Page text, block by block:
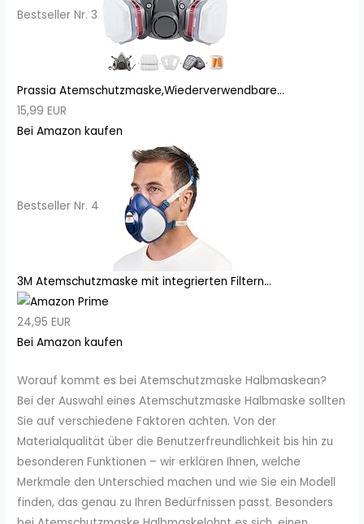
Bestseller Nr. 3
Prassia Atemschutzmaske,Wiederverwendbare...
15,99 EUR
Bei Amazon kaufen
Bestseller Nr. 4
3M Atemschutzmaske mit integrierten Filtern...
24,95 EUR
Bei Amazon kaufen
Worauf kommt es bei Atemschutzmaske Halbmaskean?
Bei der Auswahl eines Atemschutzmaske Halbmaske sollten
Sie auf verschiedene Faktoren achten. Von der
Materialqualität über die Benutzerfreundlichkeit bis hin zu
besonderen Funktionen – wir erklären Ihnen, welche
Merkmale den Unterschied machen und wie Sie ein Modell
finden, das genau zu Ihren Bedürfnissen passt. Besonders